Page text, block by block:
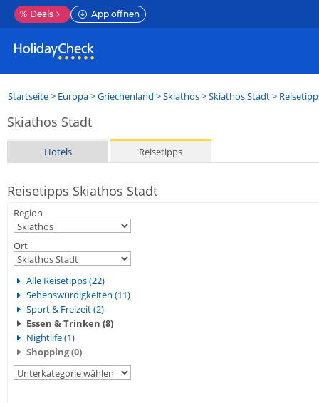
% Deals App öffnen
Startseite> Europa>Griechenland >Skiathos>Skiathos Stadt>
Skiathos Stadt
Hotels Reisetipps
Reisetipps Skiathos Stadt
Region
Ort
Alle Reisetipps (22)
Sehenswürdigkeiten (11)
Sport & Freizeit (2)
Essen & Trinken (8)
Nightlife (1)
Shopping (0)